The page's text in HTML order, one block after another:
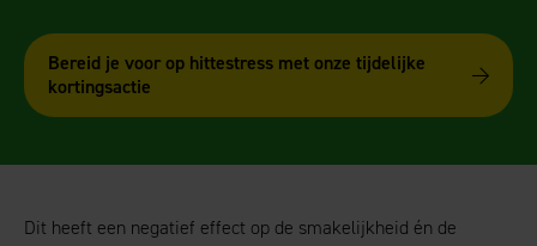
Bereid je voor op hittestress met onze tijdelijke
kortingsactie
Dit heeft een negatief effect op de smakelijkheid én de